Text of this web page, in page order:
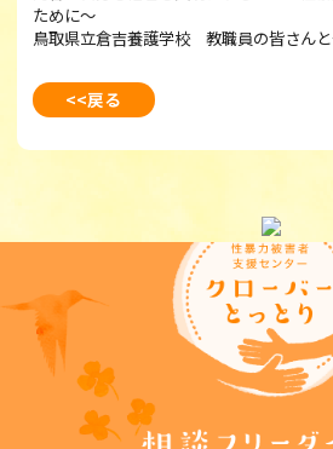
ために～
鳥取県立倉吉養護学校 教職員の皆さんと
<<戻る